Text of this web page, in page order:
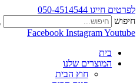
לפרטים חייגו 050-4514544
חיפוש
Facebook InstagramYoutube
בית
המוצרים שלנו
חוץ הבית